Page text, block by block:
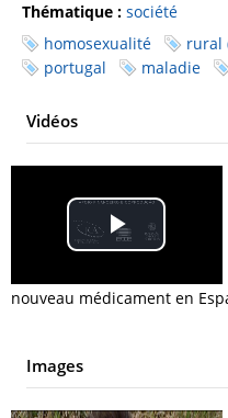
Thématique : société
homosexualité
rural
portugal
maladie
Vidéos
Play
Video
nouveau médicament en
Images